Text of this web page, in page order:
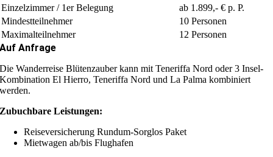
Einzelzimmer / 1er Belegung
ab 1.899,- € p. P.
Mindestteilnehmer
10 Personen
Maximalteilnehmer
12 Personen
Auf Anfrage
Die Wanderreise Blütenzauber kann mit Teneriffa Nord oder 3 Insel-
Kombination El Hierro, Teneriffa Nord und La Palma kombiniert
werden.
Zubuchbare Leistungen:
Reiseversicherung Rundum-Sorglos Paket
Mietwagen ab/bis Flughafen